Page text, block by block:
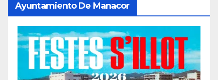
Ayuntamiento De Manacor